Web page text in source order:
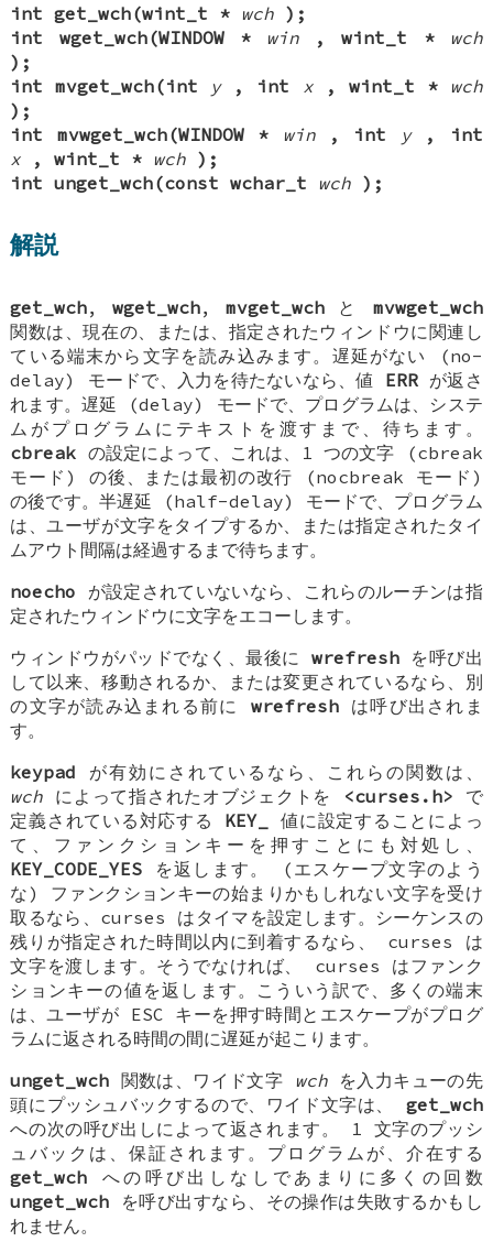
int get_wch(wint_t * wch );
int wget_wch(WINDOW *
win , wint_t *
wch
);
int mvget_wch(int y , int x , wint_t *
wch
);
int mvwget_wch(WINDOW *
win , int y
, int
x
, wint_t * wch );
int unget_wch(const wchar_t wch );
解説
get_wch, wget_wch, mvget_wchと mvwget_wch
関数は、現在の、または、指定されたウィンドウに関連し
ている端末から文字を読み込みます。遅延がない (no-
delay) モードで、入力を待たないなら、値 ERRが返さ
れます。遅延 (delay) モードで、プログラムは、システ
ムがプログラムにテキストを渡すまで、待ちます。
cbreak の設定によって、これは、1 つの文字 (cbreak
モード) の後、または最初の改行 (nocbreak モード)
の後です。半遅延 (half-delay) モードで、プログラム
は、ユーザが文字をタイプするか、または指定されたタイ
ムアウト間隔は経過するまで待ちます。
noecho が設定されていないなら、これらのルーチンは指
定されたウィンドウに文字をエコーします。
ウィンドウがパッドでなく、最後に wrefreshを呼び出
して以来、移動されるか、または変更されているなら、別
の文字が読み込まれる前に wrefreshは呼び出されま
す。
keypad が有効にされているなら、これらの関数は、
wch によって指されたオブジェクトを <curses.h> で
定義されている対応する KEY_
値に設定することによっ
て、ファンクションキーを押すことにも対処し、
KEY_CODE_YES を返します。 (エスケープ文字のよう
な) ファンクションキーの始まりかもしれない文字を受け
取るなら、curses はタイマを設定します。シーケンスの
残りが指定された時間以内に到着するなら、 curses は
文字を渡します。そうでなければ、 curses はファンク
ションキーの値を返します。こういう訳で、多くの端末
は、ユーザが ESC キーを押す時間とエスケープがプログ
ラムに返される時間の間に遅延が起こります。
unget_wch 関数は、ワイド文字 wchを入力キューの先
頭にプッシュバックするので、ワイド文字は、 get_wch
への次の呼び出しによって返されます。 1 文字のプッシ
ュバックは、保証されます。プログラムが、介在する
get_wch への呼び出しなしであまりに多くの回数
unget_wch を呼び出すなら、その操作は失敗するかもし
れません。